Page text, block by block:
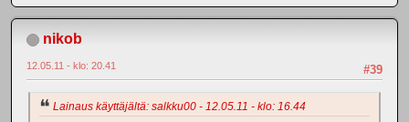
nikob
#39
12.05.11 - klo: 20.41
Lainaus käyttäjältä: salkku00 - 12.05.11 - klo: 16.44